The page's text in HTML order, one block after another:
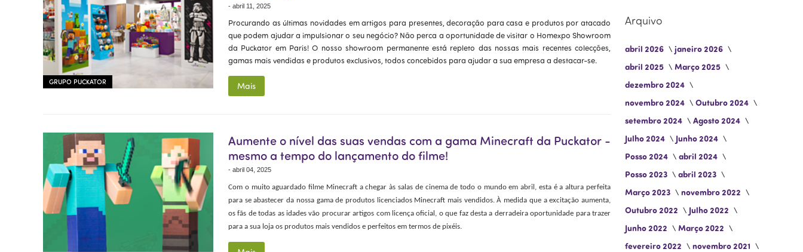
GRUPO PUCKATOR
- abril 11, 2025
Procurando as últimas novidades em artigos para presentes, decoração para casa e produtos por atacado
que podem ajudar a impulsionar o seu negócio? Não perca a oportunidade de visitar o Homexpo Showroom
da Puckator em Paris! O nosso showroom permanente está repleto das nossas mais recentes colecções,
gamas mais vendidas e produtos exclusivos, todos concebidos para ajudar a sua empresa a destacar-se.
Mais
Aumente o nível das suas vendas com a gama Minecraft da Puckator -
mesmo a tempo do lançamento do filme!
- abril 04, 2025
Com o muito aguardado filme Minecraft a chegar às salas de cinema de todo o mundo em abril, esta é a altura perfeita
para se abastecer da nossa gama de produtos licenciados Minecraft mais vendidos. À medida que a excitação aumenta,
os fãs de todas as idades vão procurar artigos com licença oficial, o que faz desta a derradeira oportunidade para trazer
para a sua loja os produtos mais vendidos e perfeitos em termos de pixéis.
Arquivo
abril 2026
janeiro 2026
abril 2025
Março 2025
dezembro 2024
novembro 2024
Outubro 2024
setembro 2024
Agosto 2024
Julho 2024
Junho 2024
Posso 2024
abril 2024
Posso 2023
abril 2023
Março 2023
novembro 2022
Outubro 2022
Julho 2022
Junho 2022
Março 2022
fevereiro 2022
novembro 2021